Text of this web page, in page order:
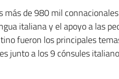
más de 980 mil
italiana y el apoyo a las
fueron los principales
junto a los 9 cónsules